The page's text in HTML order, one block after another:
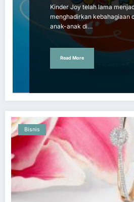
Kinder Joy telah lama
menghadirkan kebahagiaan
anak-anak di…
Read More
Bisnis